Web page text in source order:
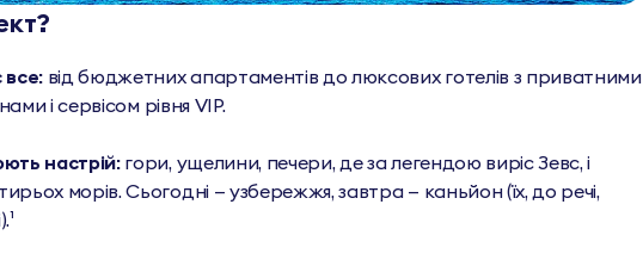
від бюджетних апартаментів до люксових готелів з приватними
і сервісом рівня VIP.
настрій: гори, ущелини, печери, де за легендою виріс Зевс, і
морів. Сьогодні — узбережжя, завтра — каньйон (їх, до речі,